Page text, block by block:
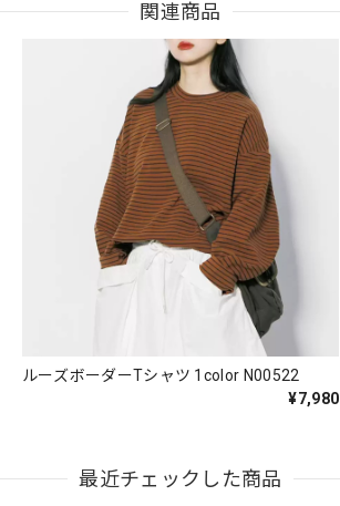
関連商品
ルーズボーダーTシャツ 1color N00522
¥7,980
最近チェックした商品